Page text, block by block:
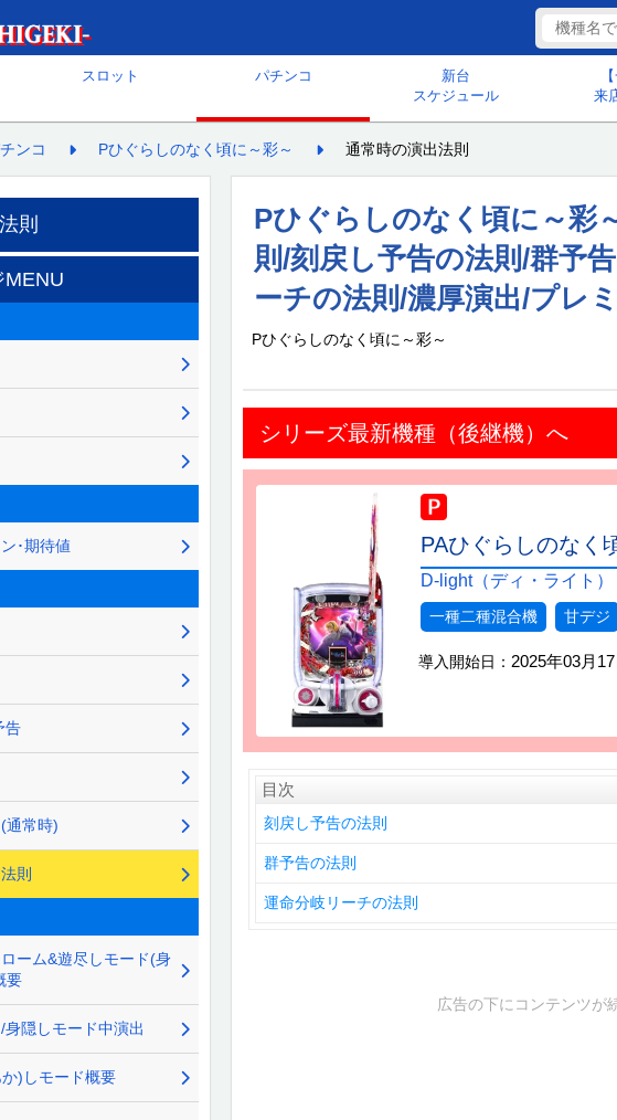
スロット パチンコ
新台
スケジュール
来
ンコ Pひぐらしのなく頃に～彩～ 通常時の演出法則
Pひぐらしのなく頃に～彩
則/刻戻し予告の法則/群予
ーチの法則/濃厚演出/プレ
Pひぐらしのなく頃に～彩～
シリーズ最新機種（後継機）へ
PAひぐらしのなく
D-light（ディ・ライト）
一種二種混合機 甘デジ
導入開始日： 2025年03月17
目次
刻戻し予告の法則
群予告の法則
運命分岐リーチの法則
広告の下にコンテンツが
則
MENU
･期待値
告
通常時)
則
ーム&遊尽しモード(身
要
隠しモード中演出
)しモード概要